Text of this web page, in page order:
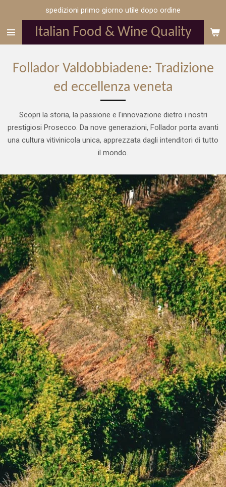
contenutoItalian Food & Wine Quality
spedizioni primo giorno utile dopo ordine
Follador Valdobbiadene: Tradizione
ed eccellenza veneta
Scopri la storia, la passione e l'innovazione dietro i nostri
prestigiosi Prosecco. Da nove generazioni, Follador porta avanti
una cultura vitivinicola unica, apprezzata dagli intenditori di tutto
il mondo.